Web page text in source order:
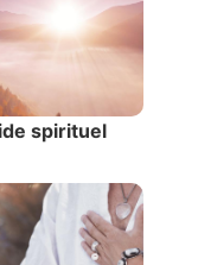
spirituel